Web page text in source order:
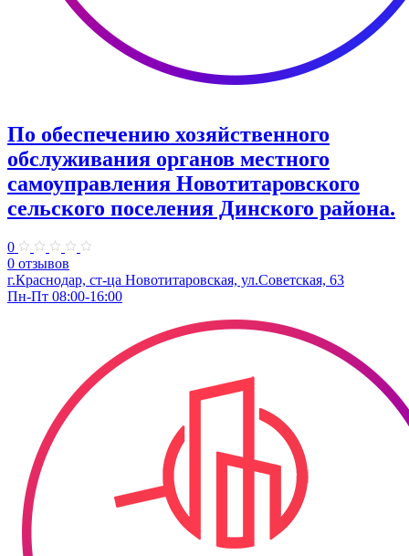
По обеспечению хозяйственного
обслуживания органов местного
самоуправления Новотитаровского
сельского поселения Динского района.
0
0 отзывов
г.Краснодар, ст-ца Новотитаровская, ул.Советская, 63
Пн-Пт 08:00-16:00